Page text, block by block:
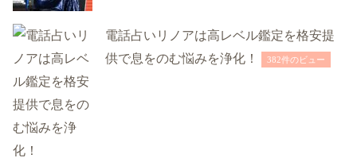
電話占いリノアは高レベル鑑定を格安提
供で息をのむ悩みを浄化！
382件のビュー